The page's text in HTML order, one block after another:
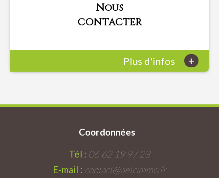
Nous
CONTACTER
Plus d'infos +
Coordonnées
Tél : 06 62 19 97 28
E-mail : contact@aetcimmo.fr